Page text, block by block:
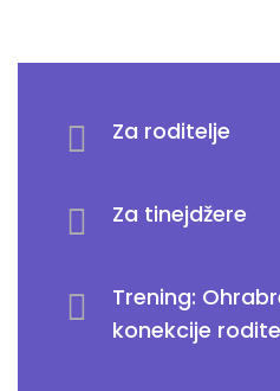
Za roditelje
Za tinejdžere
Trening:
konekcije